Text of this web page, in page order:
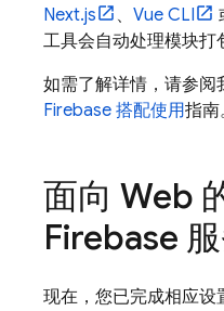
Next.js
、 Vue CLI
工具会自动处理模块打
如需了解详情，请参阅
Firebase 搭配使用指南
面向 Web
Firebase
现在，您已完成相应设